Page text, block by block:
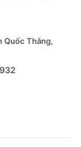
Quốc Thắng,